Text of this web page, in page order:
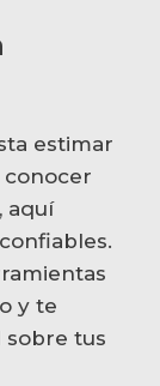
estimar
conocer
aquí
y te
tus